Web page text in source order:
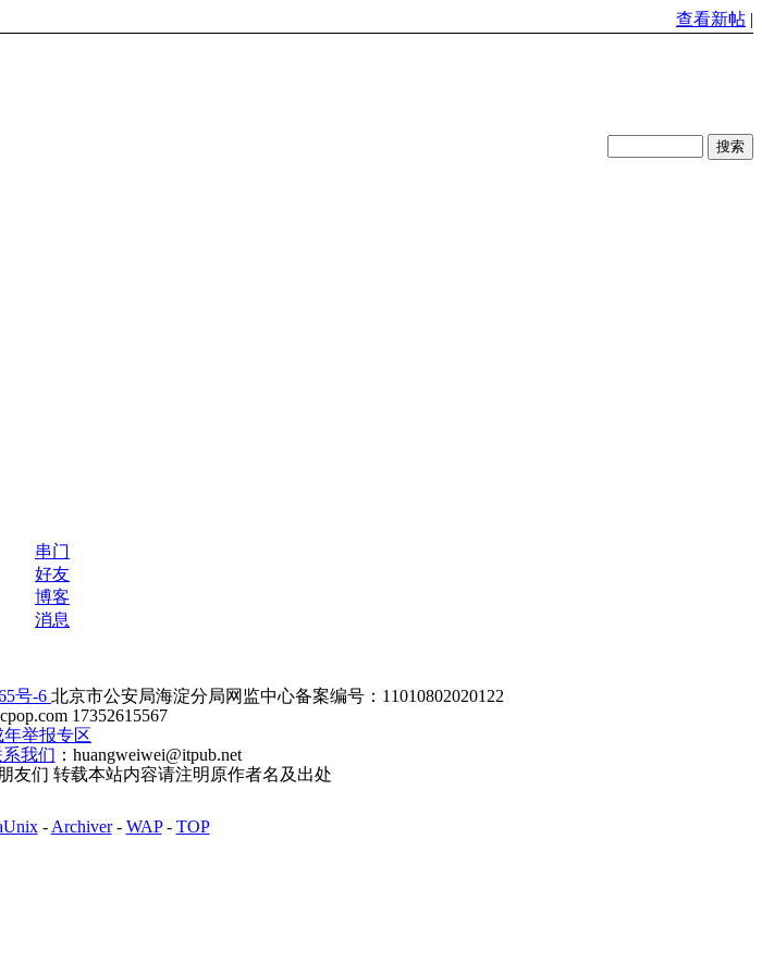
查看新帖 |
串门
好友
博客
消息
号-6 北京市公安局海淀分局网监中心备案编号：11010802020122
17352615567
年举报专区
我们 ：huangweiwei@itpub.net
友们 转载本站内容请注明原作者名及出处
- Archiver- WAP- TOP